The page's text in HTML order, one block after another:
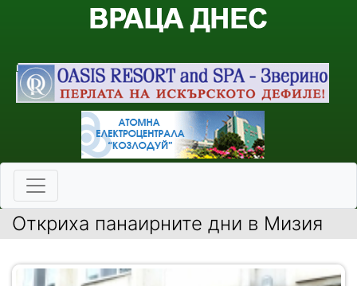
Откриха панаирните дни в Мизия